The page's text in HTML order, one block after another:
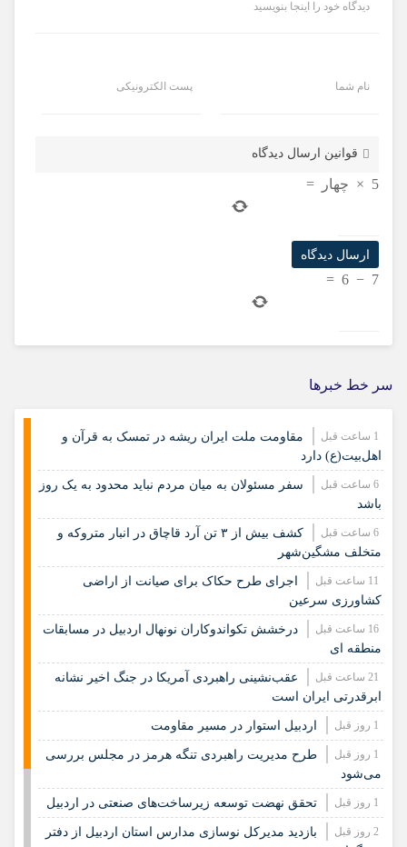
دیدگاه خود را اینجا بنویسید
نام شما پست الکترونیکی
قوانین ارسال دیدگاه
5
× چهار =
7
−
6
=
سر خط خبرها
مقاومت ملت ایران ریشه در تمسک به قرآن و
اهل‌بیت(ع) دارد
سفر مسئولان به میان مردم نباید محدود به یک روز
باشد
کشف بیش از ۳ تن آرد قاچاق در انبار متروکه و
متخلف مشگین‌شهر
اجرای طرح حکاک برای صیانت از اراضی
کشاورزی سرعین
درخشش تکواندوکاران نونهال اردبیل در مسابقات
منطقه ای
عقب‌نشینی راهبردی آمریکا در جنگ اخیر نشانه
ابرقدرتی ایران است
اردبیل استوار در مسیر مقاومت
طرح مدیریت راهبردی تنگه هرمز در مجلس بررسی
می‌شود
تحقق نهضت توسعه زیرساخت‌های صنعتی در اردبیل
بازدید مدیرکل نوسازی مدارس استان اردبیل از دفتر